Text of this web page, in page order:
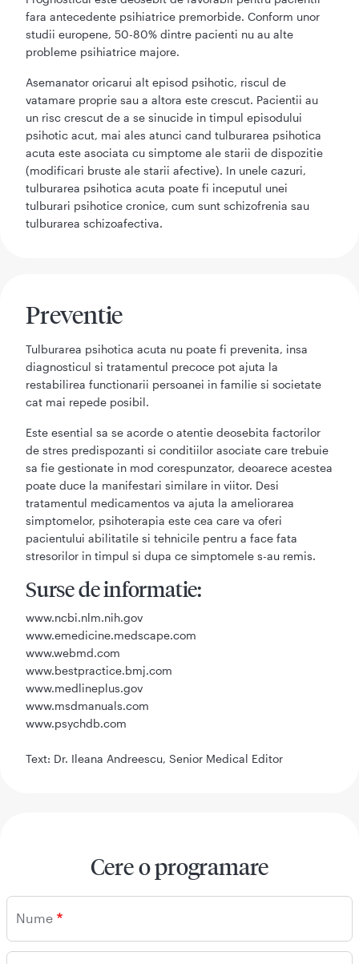
fara antecedente psihiatrice premorbide. Conform unor
studii europene, 50-80% dintre pacienti nu au alte
probleme psihiatrice majore.
Asemanator oricarui alt episod psihotic, riscul de
vatamare proprie sau a altora este crescut. Pacientii au
un risc crescut de a se sinucide in timpul episodului
psihotic acut, mai ales atunci cand tulburarea psihotica
acuta este asociata cu simptome ale starii de dispozitie
(modificari bruste ale starii afective). In unele cazuri,
tulburarea psihotica acuta poate fi inceputul unei
tulburari psihotice cronice, cum sunt schizofrenia sau
tulburarea schizoafectiva.
Preventie
Tulburarea psihotica acuta nu poate fi prevenita, insa
diagnosticul si tratamentul precoce pot ajuta la
restabilirea functionarii persoanei in familie si societate
cat mai repede posibil.
Este esential sa se acorde o atentie deosebita factorilor
de stres predispozanti si conditiilor asociate care trebuie
sa fie gestionate in mod corespunzator, deoarece acestea
poate duce la manifestari similare in viitor. Desi
tratamentul medicamentos va ajuta la ameliorarea
simptomelor, psihoterapia este cea care va oferi
pacientului abilitatile si tehnicile pentru a face fata
stresorilor in timpul si dupa ce simptomele s-au remis.
Surse de informatie:
www.ncbi.nlm.nih.gov
www.emedicine.medscape.com
www.webmd.com
www.bestpractice.bmj.com
www.medlineplus.gov
www.msdmanuals.com
www.psychdb.com
Text: Dr. Ileana Andreescu, Senior Medical Editor
Cere o programare
Nume